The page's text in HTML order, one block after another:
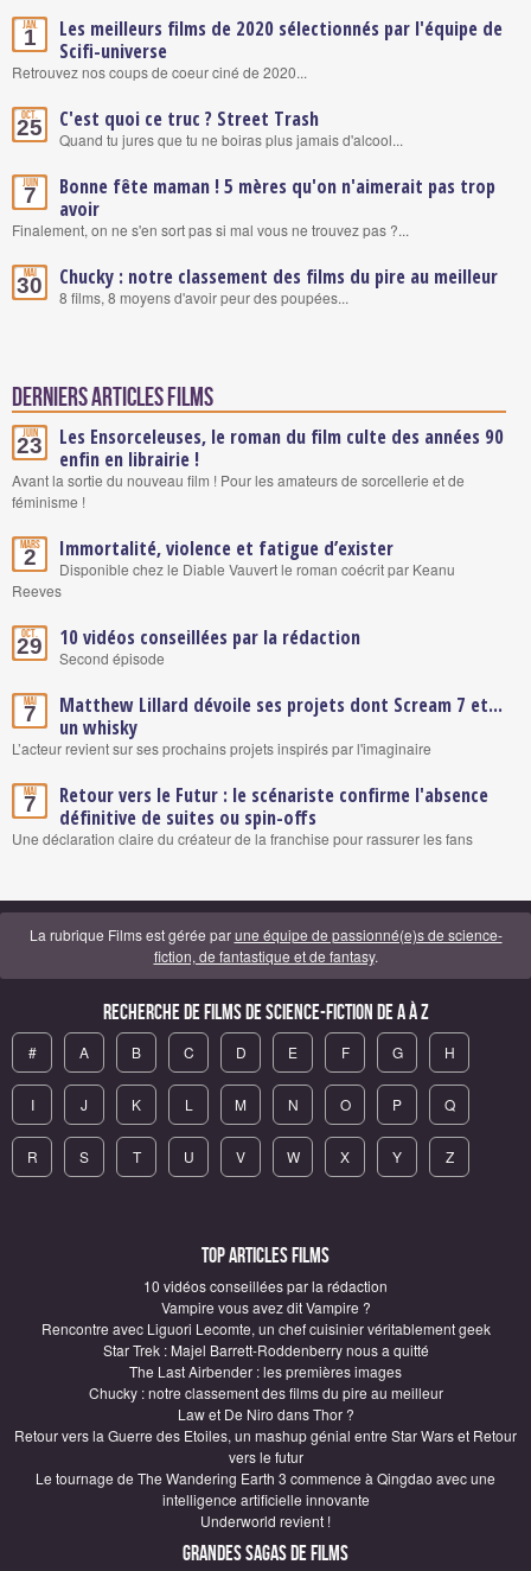
Jan.
1
Les meilleurs films de 2020 sélectionnés par l'équipe de
Scifi-universe
Retrouvez nos coups de coeur ciné de 2020...
Oct.
25 C'est quoi ce truc ? Street Trash
Quand tu jures que tu ne boiras plus jamais d'alcool...
Juin
7
Bonne fête maman ! 5 mères qu'on n'aimerait pas trop
avoir
Finalement, on ne s'en sort pas si mal vous ne trouvez pas ?...
Mai
30 Chucky : notre classement des films du pire au meilleur
8 films, 8 moyens d'avoir peur des poupées...
Derniers articles Films
Juin
23
Les Ensorceleuses, le roman du film culte des années 90
enfin en librairie !
Avant la sortie du nouveau film ! Pour les amateurs de sorcellerie et de
féminisme !
Mars
2 Immortalité, violence et fatigue d’exister
Disponible chez le Diable Vauvert le roman coécrit par Keanu
Reeves
Oct.
29 10 vidéos conseillées par la rédaction
Second épisode
Mai
7
Matthew Lillard dévoile ses projets dont Scream 7 et...
un whisky
L’acteur revient sur ses prochains projets inspirés par l'imaginaire
Mai
7
Retour vers le Futur : le scénariste confirme l'absence
définitive de suites ou spin-offs
Une déclaration claire du créateur de la franchise pour rassurer les fans
La rubrique Films est gérée parune équipe de passionné(e)s de science-
fiction, de fantastique et de fantasy.
Recherche de Films de science-fiction de A à Z
# A B C D E F G H
I J K L M N O P Q
R S T U V W X Y Z
Top articles Films
10 vidéos conseillées par la rédaction
Vampire vous avez dit Vampire ?
Rencontre avec Liguori Lecomte, un chef cuisinier véritablement geek
Star Trek : Majel Barrett-Roddenberry nous a quitté
The Last Airbender : les premières images
Chucky : notre classement des films du pire au meilleur
Law et De Niro dans Thor ?
Retour vers la Guerre des Etoiles, un mashup génial entre Star Wars et Retour
vers le futur
Le tournage de The Wandering Earth 3 commence à Qingdao avec une
intelligence artificielle innovante
Underworld revient !
Grandes sagas de Films